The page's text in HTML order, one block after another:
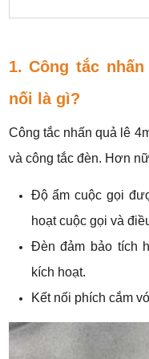
1.Công tắc
nối là gì?
Công tắc nhấn quả lê
và công tắc đèn. Hơn
Độ ẩm cuộc gọi
hoạt cuộc gọi và
Đèn đảm bảo tích
kích hoạt.
Kết nối phích cắm